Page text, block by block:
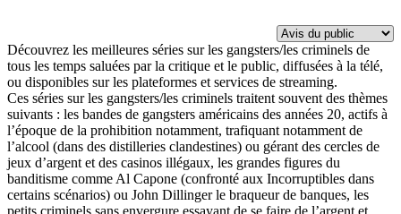
Découvrez les meilleures séries sur les gangsters/les criminels de
tous les temps saluées par la critique et le public, diffusées à la télé,
ou disponibles sur les plateformes et services de streaming.
Ces séries sur les gangsters/les criminels traitent souvent des thèmes
suivants : les bandes de gangsters américains des années 20, actifs à
l’époque de la prohibition notamment, trafiquant notamment de
l’alcool (dans des distilleries clandestines) ou gérant des cercles de
jeux d’argent et des casinos illégaux, les grandes figures du
banditisme comme Al Capone (confronté aux Incorruptibles dans
certains scénarios) ou John Dillinger le braqueur de banques, les
petits criminels sans envergure essayant de se faire de l’argent et